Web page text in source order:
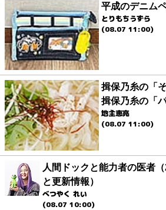
平成のデニム
とりもちうずら
(08.07 11:00)
揖保乃糸の「
揖保乃糸の「
地主恵亮
(08.07 11:00)
人間ドックと能力者の医者
と更新情報）
べつやく れい
(08.07 10:00)